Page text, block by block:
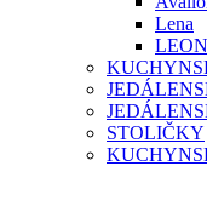
Lena
LEON
STOLIČKY